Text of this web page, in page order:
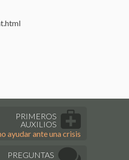
PRIMEROS
AUXILIOS
ayudar ante una crisis
PREGUNTAS